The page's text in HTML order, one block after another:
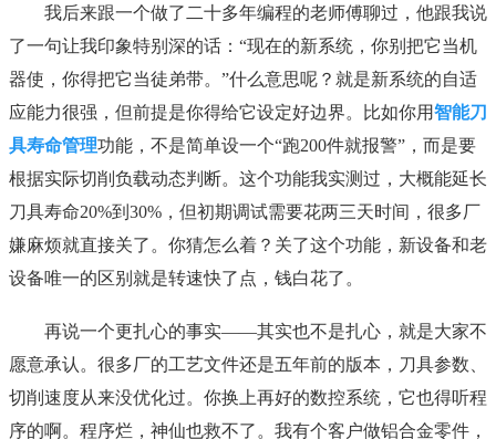
我后来跟一个做了二十多年编程的老师傅聊过，他跟我说
了一句让我印象特别深的话：“现在的新系统，你别把它当机
器使，你得把它当徒弟带。”什么意思呢？就是新系统的自适
应能力很强，但前提是你得给它设定好边界。比如你用智能刀
具寿命管理功能，不是简单设一个“跑200件就报警”，而是要
根据实际切削负载动态判断。这个功能我实测过，大概能延长
刀具寿命20%到30%，但初期调试需要花两三天时间，很多厂
嫌麻烦就直接关了。你猜怎么着？关了这个功能，新设备和老
设备唯一的区别就是转速快了点，钱白花了。
再说一个更扎心的事实——其实也不是扎心，就是大家不
愿意承认。很多厂的工艺文件还是五年前的版本，刀具参数、
切削速度从来没优化过。你换上再好的数控系统，它也得听程
序的啊。程序烂，神仙也救不了。我有个客户做铝合金零件，